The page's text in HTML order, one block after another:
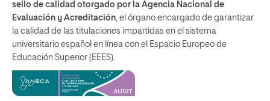
sello de calidad otorgado por la Agencia Nacional de
Evaluación y Acreditación, el órgano encargado de garantizar
la calidad de las titulaciones impartidas en el sistema
universitario español en línea con el Espacio Europeo de
Educación Superior (EEES).